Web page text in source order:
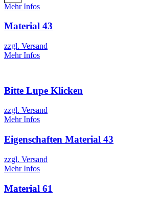
Mehr Infos
Material 43
zzgl. Versand
Mehr Infos
Bitte Lupe Klicken
zzgl. Versand
Mehr Infos
Eigenschaften Material 43
zzgl. Versand
Mehr Infos
Material 61